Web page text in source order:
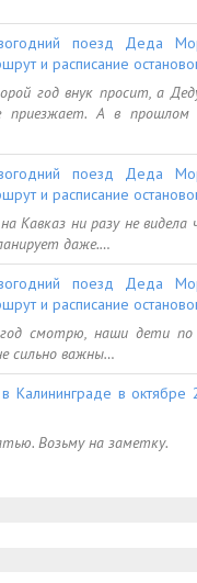
поезд Деда
и расписание
год внук просит, а
приезжает. А в прошлом
поезд Деда
и расписание
Кавказ ни разу не видела
даже.…
поезд Деда
и расписание
смотрю, наши дети по
сильно важны…
Калининграде в октябре
Возьму на заметку.